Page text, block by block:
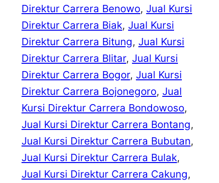
Direktur Carrera Benowo, Jual Kursi
Direktur Carrera Biak, Jual Kursi
Direktur Carrera Bitung, Jual Kursi
Direktur Carrera Blitar, Jual Kursi
Direktur Carrera Bogor, Jual Kursi
Direktur Carrera Bojonegoro, Jual
Kursi Direktur Carrera Bondowoso
Jual Kursi Direktur Carrera Bontang
Jual Kursi Direktur Carrera Bubutan
Jual Kursi Direktur Carrera Bulak
Jual Kursi Direktur Carrera Cakung